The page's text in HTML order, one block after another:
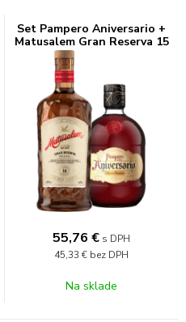
Set Pampero Aniversario +
Matusalem Gran Reserva 15
1,4l (set 1 x 0.7 l, 1 x 0.7 l)
55,76 € s DPH
45,33 € bez DPH
Na sklade